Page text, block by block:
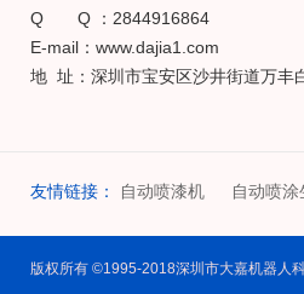
Q Q ：2844916864
E-mail：www.dajia1.com
地 址：深圳市宝安区沙井街道万丰
友情链接： 自动喷漆机 自动喷
版权所有 ©1995-2018深圳市大嘉机器人